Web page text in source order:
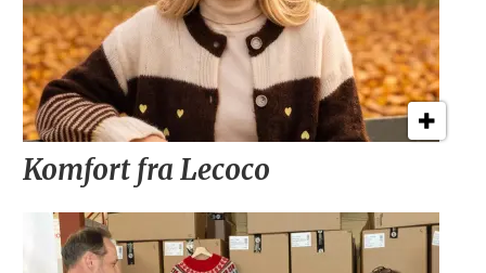
Komfort fra Lecoco